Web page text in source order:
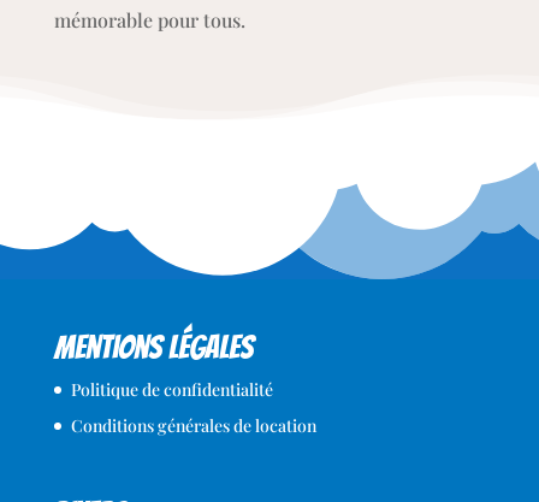
château gonflable « La Jeep» pour offrir à vos
Gonfles » pour la location de châteaux gonflables
et assurez-vous un événement réussi et
mémorable pour tous.